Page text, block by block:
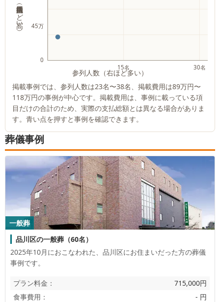
掲載費用（上ほど高い）
参列人数（右ほど多い）
15名 30名
0
45万
掲載事例では、参列人数は23名〜38名 、掲載費用は89万円〜
118万円の事例が中心です。掲載費用は、事例に載っている項
目だけの合計のため、実際の支払総額とは異なる場合がありま
す。青い点を押すと事例を確認できます。
葬儀事例
一般葬
品川区の一般葬（60名）
2025年10月におこなわれた、 品川区にお住まいだった方の葬儀
事例です。
プラン料金：
715,000円
食事費用：
- 円